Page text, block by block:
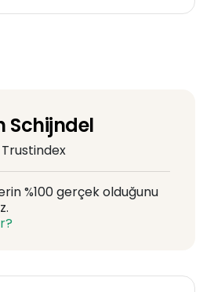
Schijndel
%100 gerçek olduğunu